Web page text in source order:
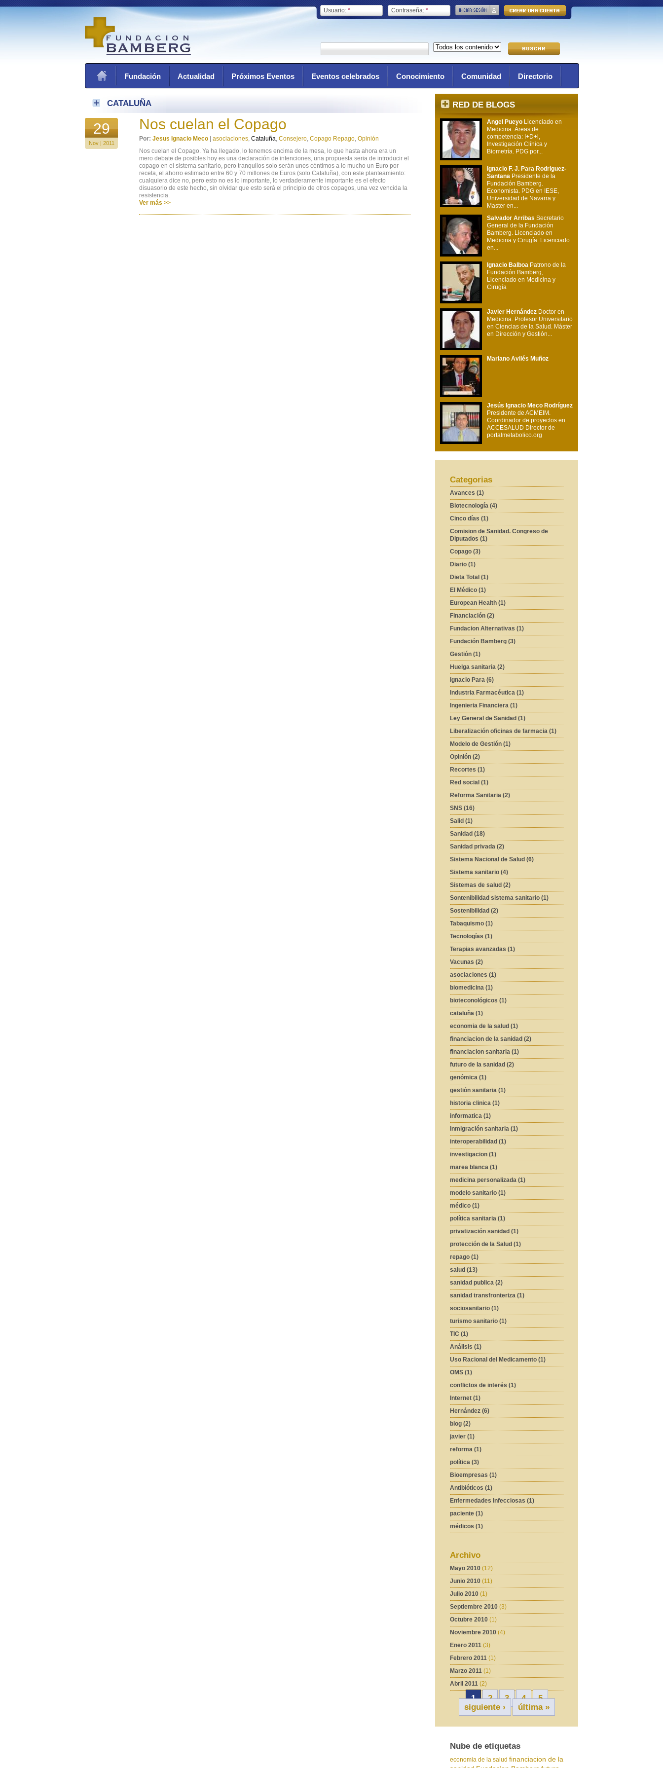
Usuario: * Contraseña: *
Fundación Actualidad Próximos Eventos Eventos celebrados Conocimiento Comunidad Directorio
RED DE BLOGS
Angel Pueyo Licenciado en
Medicina. Áreas de
competencia: I+D+i,
Investigación Clínica y
Biometría. PDG por...
Ignacio F. J. Para Rodriguez-
Santana Presidente de la
Fundación Bamberg.
Economista. PDG en IESE,
Universidad de Navarra y
Master en...
Salvador Arribas Secretario
General de la Fundación
Bamberg. Licenciado en
Medicina y Cirugía. Licenciado
en...
Ignacio Balboa Patrono de la
Fundación Bamberg,
Licenciado en Medicina y
Cirugía
Javier Hernández Doctor en
Medicina. Profesor Universitario
en Ciencias de la Salud. Máster
en Dirección y Gestión...
Mariano Avilés Muñoz
Jesús Ignacio Meco Rodríguez
Presidente de ACMEIM.
Coordinador de proyectos en
ACCESALUD Director de
portalmetabolico.org
Categorias
Avances (1)
Biotecnología (4)
Cinco días (1)
Comision de Sanidad. Congreso de
Diputados (1)
Copago (3)
Diario (1)
Dieta Total (1)
El Médico (1)
European Health (1)
Financiación (2)
Fundacion Alternativas (1)
Fundación Bamberg (3)
Gestión (1)
Huelga sanitaria (2)
Ignacio Para (6)
Industria Farmacéutica (1)
Ingenieria Financiera (1)
Ley General de Sanidad (1)
Liberalización oficinas de farmacia (1)
Modelo de Gestión (1)
Opinión (2)
Recortes (1)
Red social (1)
Reforma Sanitaria (2)
SNS (16)
Salid (1)
Sanidad (18)
Sanidad privada (2)
Sistema Nacional de Salud (6)
Sistema sanitario (4)
Sistemas de salud (2)
Sontenibilidad sistema sanitario (1)
Sostenibilidad (2)
Tabaquismo (1)
Tecnologías (1)
Terapias avanzadas (1)
Vacunas (2)
asociaciones (1)
biomedicina (1)
bioteconológicos (1)
cataluña (1)
economia de la salud (1)
financiacion de la sanidad (2)
financiacion sanitaria (1)
futuro de la sanidad (2)
genómica (1)
gestión sanitaria (1)
historia clinica (1)
informatica (1)
inmigración sanitaria (1)
interoperabilidad (1)
investigacion (1)
marea blanca (1)
medicina personalizada (1)
modelo sanitario (1)
médico (1)
política sanitaria (1)
privatización sanidad (1)
protección de la Salud (1)
repago (1)
salud (13)
sanidad publica (2)
sanidad transfronteriza (1)
sociosanitario (1)
turismo sanitario (1)
TIC (1)
Análisis (1)
Uso Racional del Medicamento (1)
OMS (1)
conflictos de interés (1)
Internet (1)
Hernández (6)
blog (2)
javier (1)
reforma (1)
política (3)
Bioempresas (1)
Antibióticos (1)
Enfermedades Infecciosas (1)
paciente (1)
médicos (1)
Archivo
Mayo 2010 (12)
Junio 2010 (11)
Julio 2010 (1)
Septiembre 2010 (3)
Octubre 2010 (1)
Noviembre 2010 (4)
Enero 2011 (3)
Febrero 2011 (1)
Marzo 2011 (1)
Abril 2011 (2)
1 2 3 4
5
siguiente ›
última »
Nube de etiquetas
economia de la salud financiacion de la
CATALUÑA
29
Nov | 2011
Nos cuelan el Copago
Por: Jesus Ignacio Meco asociaciones, Cataluña, Consejero, Copago Repago, Opinión
Nos cuelan el Copago. Ya ha llegado, lo tenemos encima de la mesa, lo que hasta ahora era un
mero debate de posibles hoy es una declaración de intenciones, una propuesta seria de introducir el
copago en el sistema sanitario, pero tranquilos solo serán unos céntimos a lo mucho un Euro por
receta, el ahorro estimado entre 60 y 70 millones de Euros (solo Cataluña), con este planteamiento:
cualquiera dice no, pero esto no es lo importante, lo verdaderamente importante es el efecto
disuasorio de este hecho, sin olvidar que esto será el principio de otros copagos, una vez vencida la
resistencia.
Ver más >>